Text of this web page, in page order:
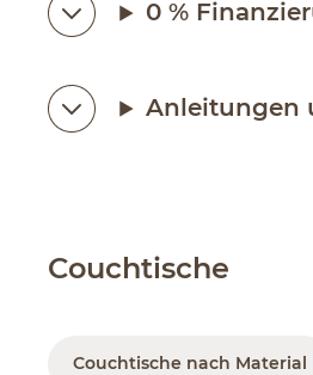
0 %
Anleitungen
Couchtische
Couchtische nach Material